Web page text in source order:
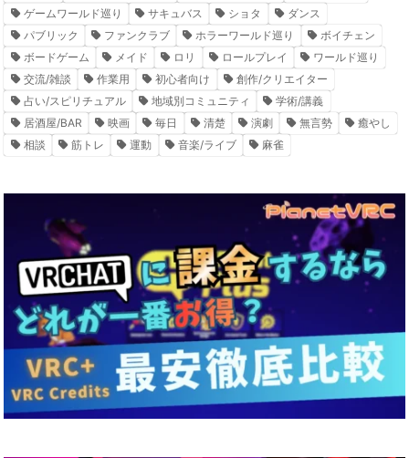
ゲームワールド巡り
サキュバス ショタ
ダンス
パブリック
ファンクラブ ホラーワールド巡り
ボイチェン
ボードゲーム
メイド ロリ ロールプレイ
ワールド巡り
交流/雑談
作業用 初心者向け
創作/クリエイター
占い/スピリチュアル
地域別コミュニティ
学術/講義
居酒屋/BAR
映画 毎日 清楚 演劇 無言勢
癒やし
相談
筋トレ 運動 音楽/ライブ 麻雀